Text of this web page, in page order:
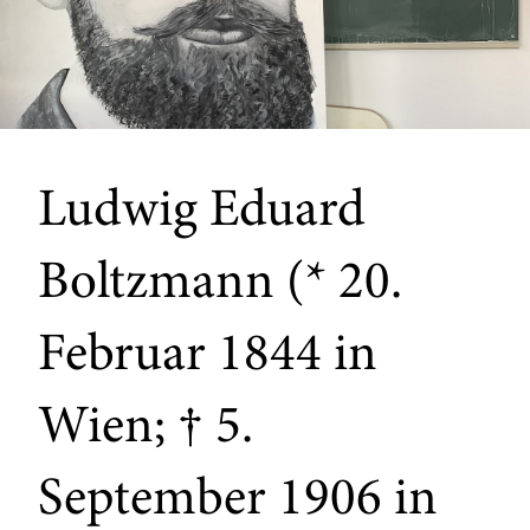
Ludwig Eduard
Boltzmann (* 20.
Februar 1844 in
Wien; † 5.
September 1906 in